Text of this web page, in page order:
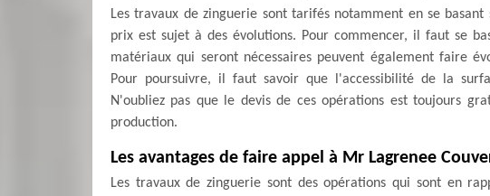
Les travaux de zinguerie sont tarifés notamment en se
prix est sujet à des évolutions. Pour commencer, il faut se
matériaux qui seront nécessaires peuvent également faire
Pour poursuivre, il faut savoir que l'accessibilité de la
N'oubliez pas que le devis de ces opérations est toujours
production.
Les avantages de faire appel à Mr Lagrenee
Les travaux de zinguerie sont des opérations qui sont en